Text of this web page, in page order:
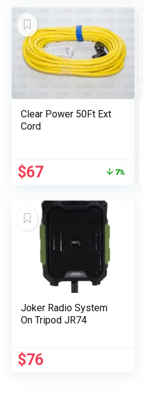
était :
$25.$15.
Clear Power 50Ft Ext
Cord
Le
prix
initial
était :
$72.
$67Le
actuel
est :
$67.
7%
Joker Radio System
On Tripod JR74
$76